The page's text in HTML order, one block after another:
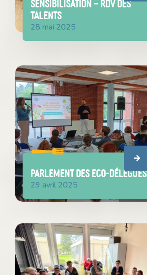
SENSIBILISATION – RDV DES
TALENTS
28 mai 2025
PARLEMENT DES ECO-DÉLÉGUÉS
29 avril 2025